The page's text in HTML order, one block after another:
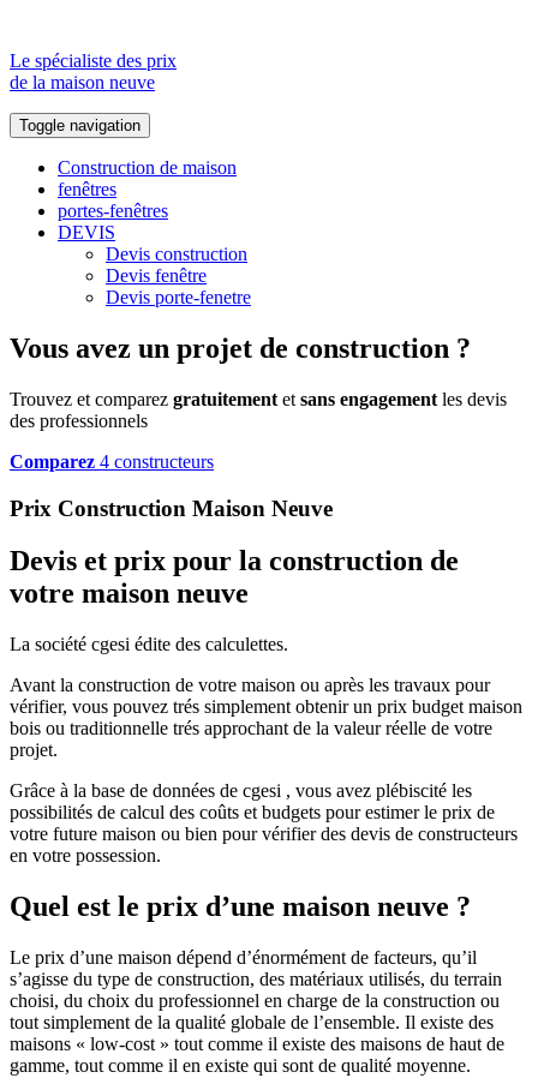
Le spécialiste des prix
de la maison neuve
Toggle navigation
Construction de maison
fenêtres
portes-fenêtres
DEVIS
Devis construction
Devis fenêtre
Devis porte-fenetre
Vous avez un projet de construction ?
Trouvez et comparez gratuitement et sans engagement les devis
des professionnels
Comparez 4 constructeurs
Prix Construction Maison Neuve
Devis et prix pour la construction de
votre maison neuve
La société cgesi édite des calculettes.
Avant la construction de votre maison ou après les travaux pour
vérifier, vous pouvez trés simplement obtenir un prix budget maison
bois ou traditionnelle trés approchant de la valeur réelle de votre
projet.
Grâce à la base de données de cgesi , vous avez plébiscité les
possibilités de calcul des coûts et budgets pour estimer le prix de
votre future maison ou bien pour vérifier des devis de constructeurs
en votre possession.
Quel est le prix d’une maison neuve ?
Le prix d’une maison dépend d’énormément de facteurs, qu’il
s’agisse du type de construction, des matériaux utilisés, du terrain
choisi, du choix du professionnel en charge de la construction ou
tout simplement de la qualité globale de l’ensemble. Il existe des
maisons « low-cost » tout comme il existe des maisons de haut de
gamme, tout comme il en existe qui sont de qualité moyenne.